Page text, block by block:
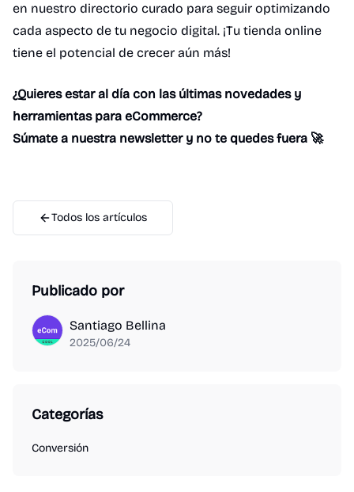
en nuestro directorio curado para seguir optimizando
cada aspecto de tu negocio digital. ¡Tu tienda online
tiene el potencial de crecer aún más!
¿Quieres estar al día con las últimas novedades y
herramientas para eCommerce?
Súmate a nuestra newsletter y no te quedes fuera 🚀
Todos los artículos
Publicado por
Santiago Bellina
2025/06/24
Categorías
Conversión